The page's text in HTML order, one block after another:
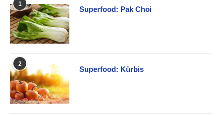
1
Superfood: Pak Choi
2
Superfood: Kürbis